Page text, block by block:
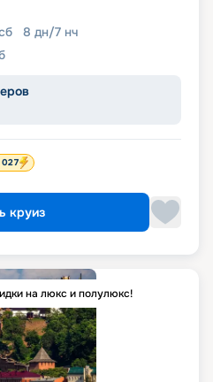
8 дн/7 нч
круиз
на люкс и полулюкс!